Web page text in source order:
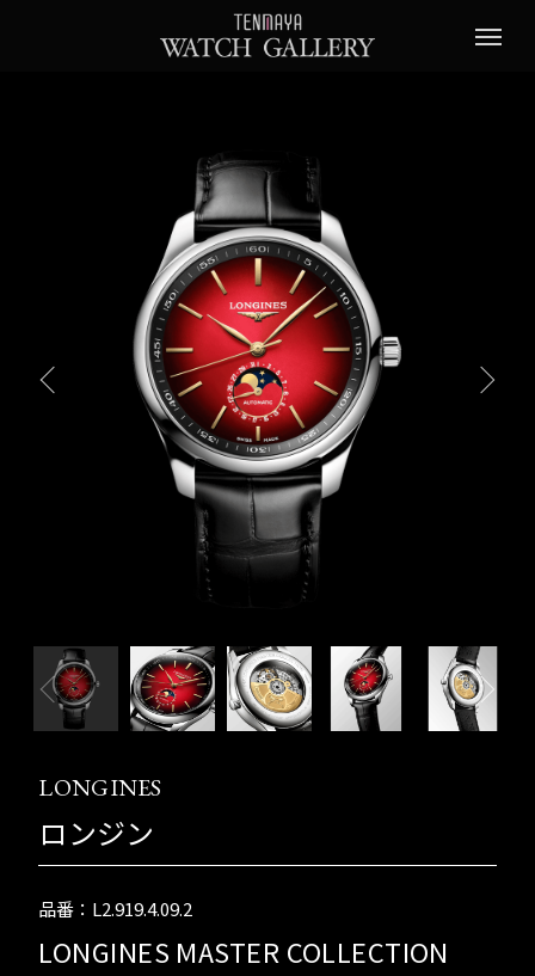
LONGINES
ロンジン
品番：L2.919.4.09.2
LONGINES MASTER COLLECTION